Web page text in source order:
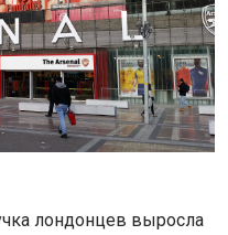
лондонцев выросла